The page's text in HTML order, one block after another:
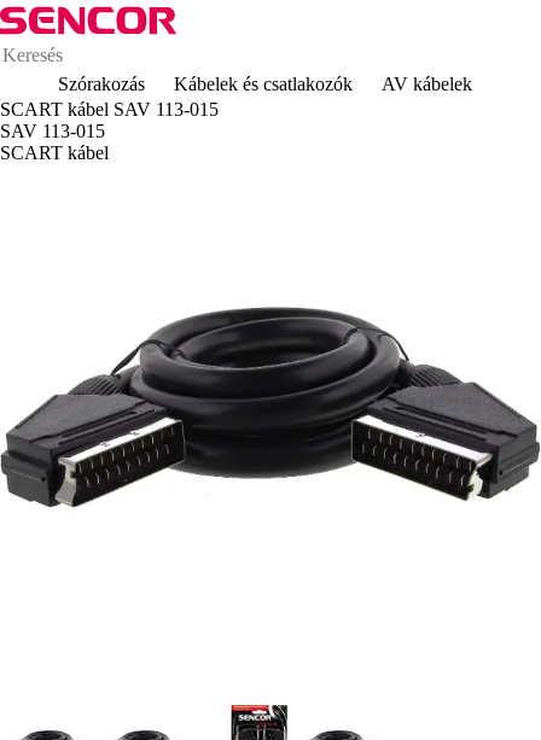
Szórakozás Kábelek és csatlakozók
AV kábelek
SCART kábel SAV 113-015
SAV 113-015
SCART kábel